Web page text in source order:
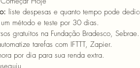
liste despesas e quanto tempo pode
método e teste por 30 dias.
gratuitos na Fundação Bradesco, Sebrae.
tarefas com IFTTT, Zapier.
por dia para sua renda extra.